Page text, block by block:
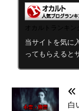
当サイトを気に
ってもらえると
白